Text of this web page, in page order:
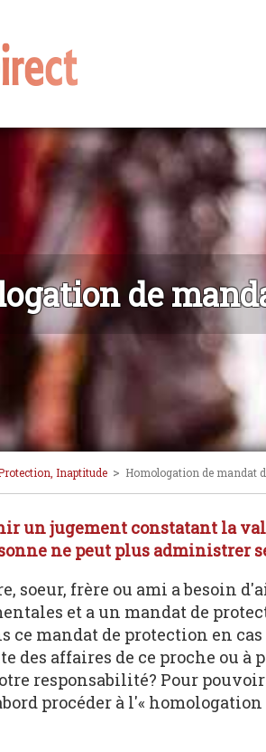
de
Inaptitude > Homologation de mandat
un jugement constatant la
ne peut plus administrer
soeur, frère ou ami a besoin
et a un mandat de
ce mandat de protection en
des affaires de ce proche ou à
responsabilité? Pour
procéder à l'«